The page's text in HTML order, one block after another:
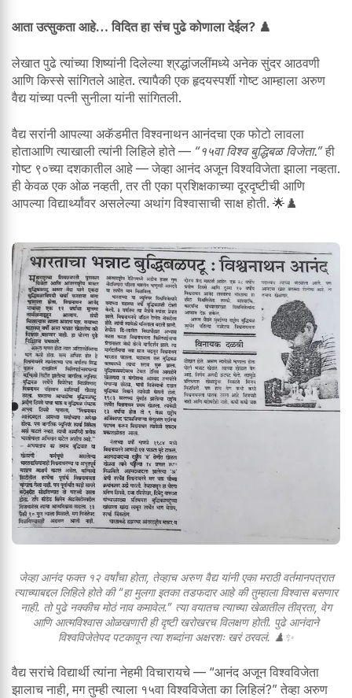
आता उत्सुकता आहे… विदित हा संच पुढे कोणाला देईल? ♟️
लेखात पुढे त्यांच्या शिष्यांनी दिलेल्या श्रद्धांजलींमध्ये अनेक सुंदर आठवणी
आणि किस्से सांगितले आहेत. त्यापैकी एक हृदयस्पर्शी गोष्ट आम्हाला अरुण
वैद्य यांच्या पत्नी सुनीला यांनी सांगितली.
वैद्य सरांनी आपल्या अकॅडमीत विश्वनाथन आनंदचा एक फोटो लावला
होताआणि त्याखाली त्यांनी लिहिले होते — “१५वा विश्व बुद्धिबळ विजेता.”ही
गोष्ट ९०च्या दशकातील आहे — जेव्हा आनंद अजून विश्वविजेता झाला नव्हता.
ही केवळ एक ओळ नव्हती, तर ती एका प्रशिक्षकाच्या दूरदृष्टीची आणि
आपल्या विद्यार्थ्यांवर असलेल्या अथांग विश्वासाची साक्ष होती. 🌟♟️
जेव्हा आनंद फक्त १२ वर्षांचा होता, तेव्हाच अरुण वैद्य यांनी एका मराठी वर्तमानपत्रात
त्याच्याबद्दल लिहिले होते की “हा मुलगा इतका तडफदार आहे की तुम्हाला विश्वास बसणार
नाही. तो पुढे नक्कीच मोठं नाव कमावेल.” त्या वयातच त्याच्या खेळातील तीव्रता, वेग
आणि आत्मविश्वास ओळखणारी ही दृष्टी खरोखरच विलक्षण होती. पुढे आनंदाने
विश्वविजेतेपद पटकावून त्या शब्दांना अक्षरशः खरं ठरवलं. ♟️✨
वैद्य सरांचे विद्यार्थी त्यांना नेहमी विचारायचे — “आनंद अजून विश्वविजेता
झालाच नाही, मग तुम्ही त्याला १५वा विश्वविजेता का लिहिलं?” तेव्हा अरुण